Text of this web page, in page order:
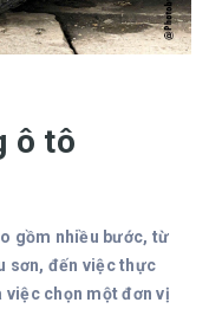
ô tô
gồm nhiều bước, từ
sơn, đến việc thực
việc chọn một đơn vị